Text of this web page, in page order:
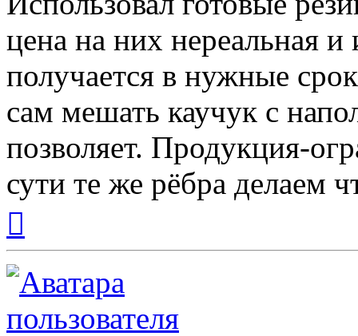
цена на них нереальная и
получается в нужные
сам мешать каучук с
позволяет. Продукция-
сути те же рёбра делаем
началу